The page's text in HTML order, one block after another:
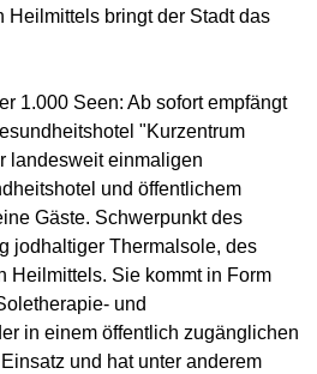
Heilmittels bringt der Stadt das
1.000 Seen: Ab sofort empfängt
"Kurzentrum
landesweit einmaligen
und öffentlichem
Gäste. Schwerpunkt des
jodhaltiger Thermalsole, des
Heilmittels. Sie kommt in Form
und
in einem öffentlich zugänglichen
und hat unter anderem